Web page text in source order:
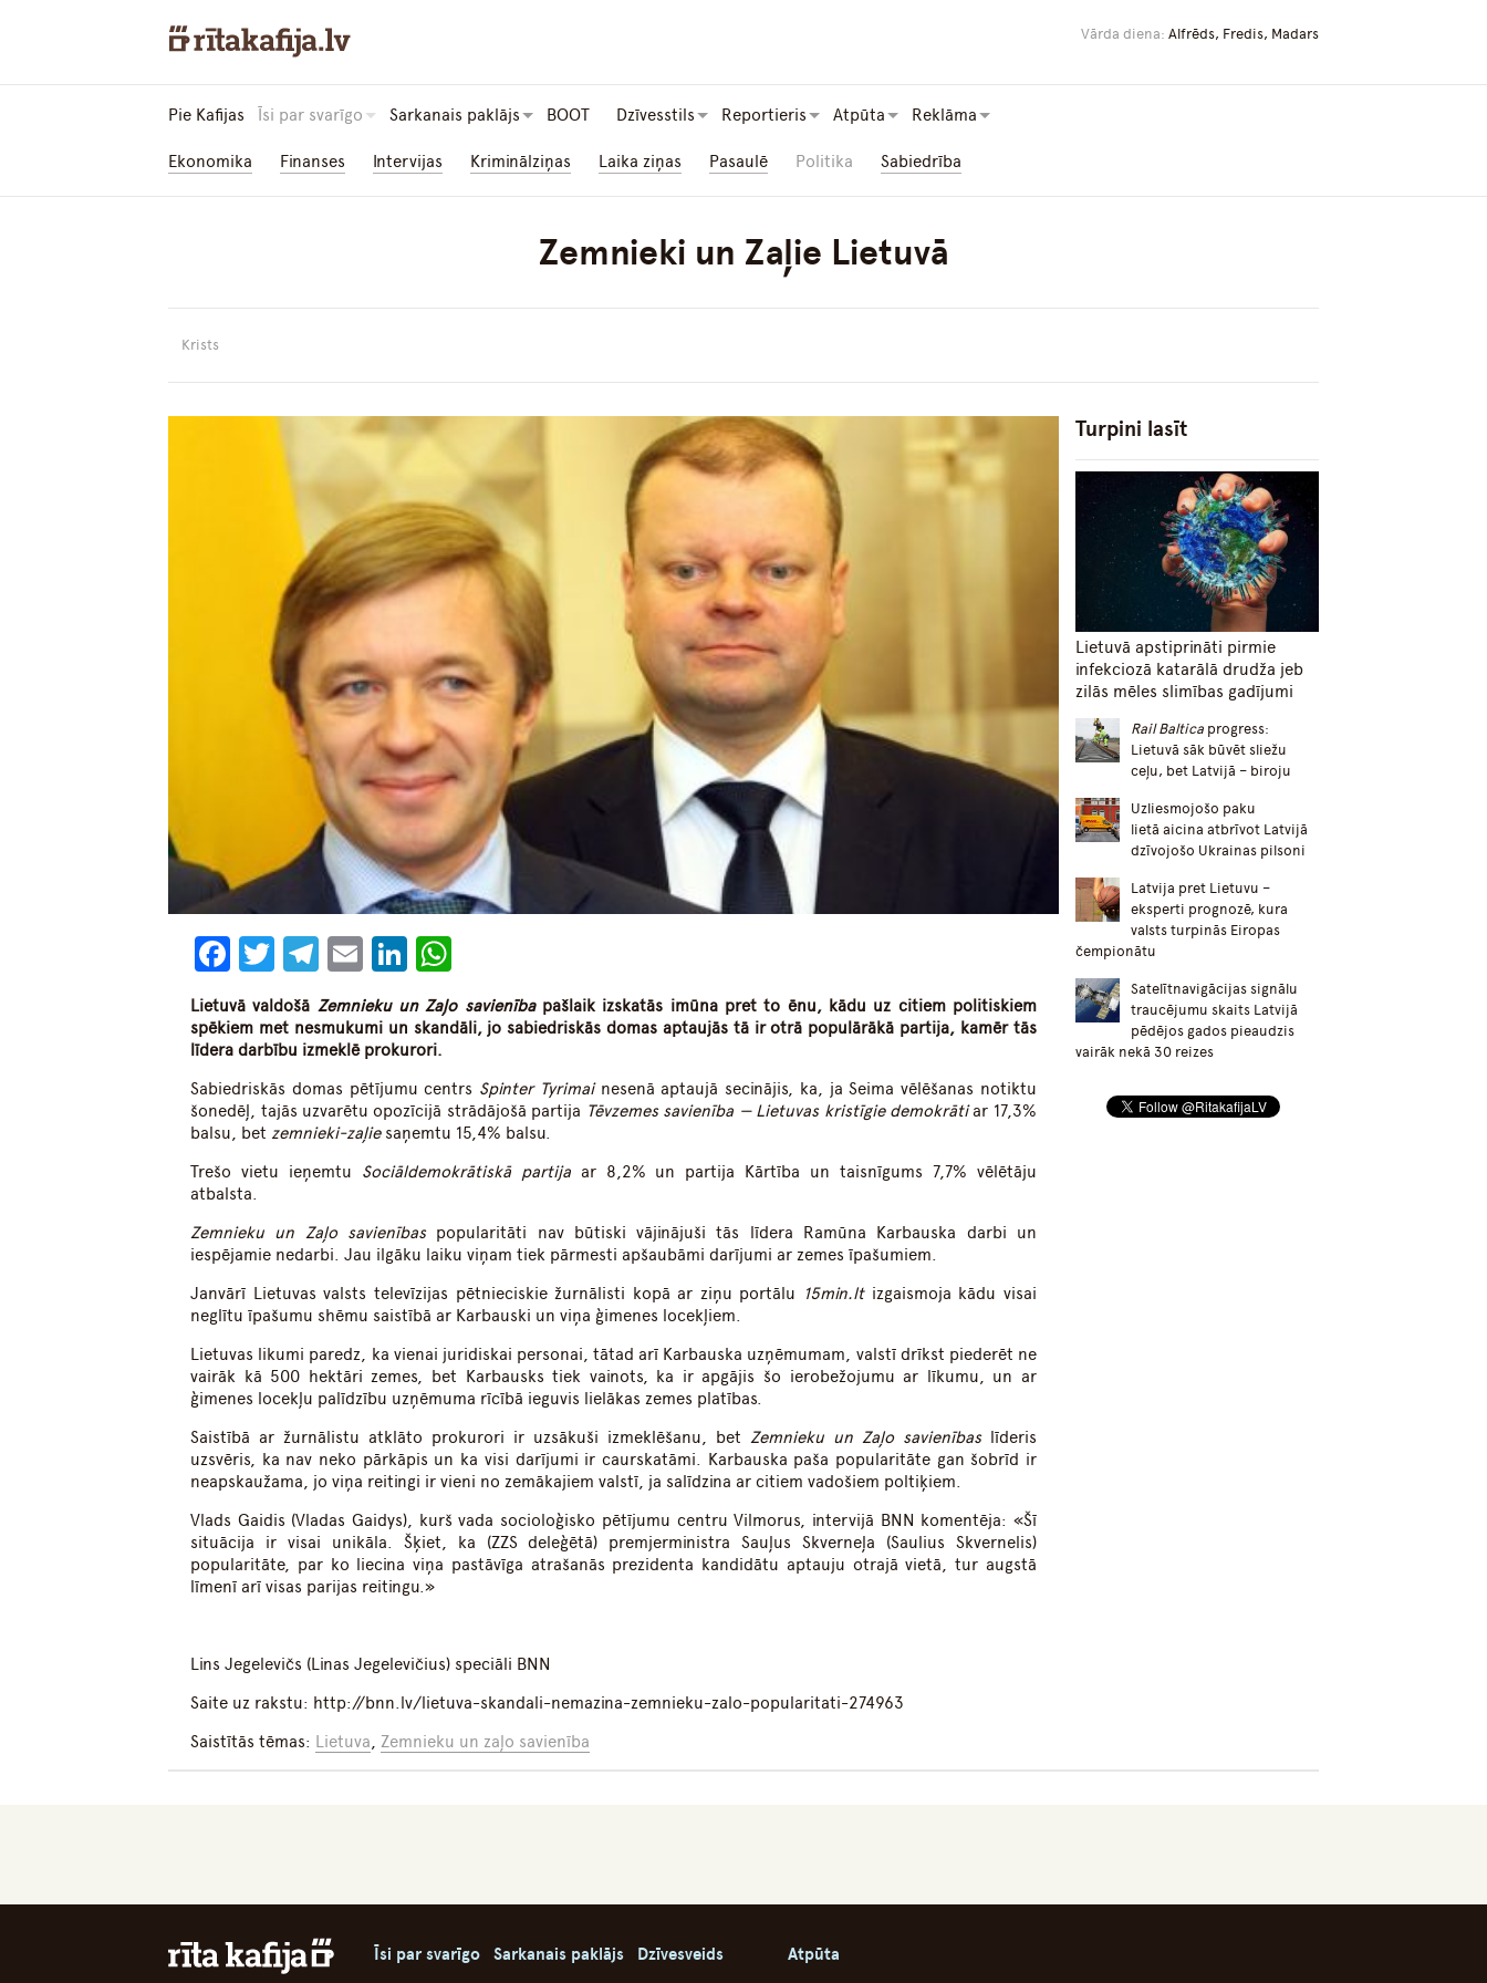
Vārda diena: Alfrēds, Fredis, Madars
Pie Kafijas Īsi par svarīgo Sarkanais paklājs BOOT Dzīvesstils Reportieris Atpūta Reklāma
Ekonomika Finanses Intervijas Kriminālziņas Laika ziņas Pasaulē Politika Sabiedrība
Zemnieki un Zaļie Lietuvā
Krists
Facebook
Twitter
Telegram
EmailLinkedIn
Lietuvā valdošā Zemnieku un Zaļo savienībapašlaik izskatās imūna pret to ēnu, kādu uz citiem politiskiem
spēkiem met nesmukumi un skandāli, jo sabiedriskās domas aptaujās tā ir otrā populārākā partija, kamēr tās
līdera darbību izmeklē prokurori.
Sabiedriskās domas pētījumu centrs Spinter Tyrimai nesenā aptaujā secinājis, ka, ja Seima vēlēšanas notiktu
šonedēļ, tajās uzvarētu opozīcijā strādājošā partija Tēvzemes savienība — Lietuvas kristīgie demokrātiar 17,3%
balsu, betzemnieki-zaļiesaņemtu 15,4% balsu.
Trešo vietu ieņemtu Sociāldemokrātiskā partijaar 8,2% un partija Kārtība un taisnīgums 7,7% vēlētāju
atbalsta.
Zemnieku un Zaļo savienībaspopularitāti nav būtiski vājinājuši tās līdera Ramūna Karbauska darbi un
iespējamie nedarbi. Jau ilgāku laiku viņam tiek pārmesti apšaubāmi darījumi ar zemes īpašumiem.
Janvārī Lietuvas valsts televīzijas pētnieciskie žurnālisti kopā ar ziņu portālu
15min.lt izgaismoja kādu visai
neglītu īpašumu shēmu saistībā ar Karbauski un viņa ģimenes locekļiem.
Lietuvas likumi paredz, ka vienai juridiskai personai, tātad arī Karbauska uzņēmumam, valstī drīkst piederēt ne
vairāk kā 500 hektāri zemes, bet Karbausks tiek vainots, ka ir apgājis šo ierobežojumu ar līkumu, un ar
ģimenes locekļu palīdzību uzņēmuma rīcībā ieguvis lielākas zemes platības.
Saistībā ar žurnālistu atklāto prokurori ir uzsākuši izmeklēšanu, bet Zemnieku un Zaļo savienībaslīderis
uzsvēris, ka nav neko pārkāpis un ka visi darījumi ir caurskatāmi. Karbauska paša popularitāte gan šobrīd ir
neapskaužama, jo viņa reitingi ir vieni no zemākajiem valstī, ja salīdzina ar citiem vadošiem poltiķiem.
Vlads Gaidis (Vladas Gaidys), kurš vada socioloģisko pētījumu centruVilmorus, intervijā BNN komentēja: «Šī
situācija ir visai unikāla. Šķiet, ka (ZZS deleģētā) premjerministra Sauļus Skverneļa (Saulius Skvernelis)
popularitāte, par ko liecina viņa pastāvīga atrašanās prezidenta kandidātu aptauju otrajā vietā, tur augstā
līmenī arī visas parijas reitingu.»
Lins Jegelevičs (Linas Jegelevičius) speciāli BNN
Saite uz rakstu: http://bnn.lv/lietuva-skandali-nemazina-zemnieku-zalo-popularitati-274963
Saistītās tēmas: Lietuva,Zemnieku un zaļo savienība
Turpini lasīt
Lietuvā apstiprināti pirmie
infekciozā katarālā drudža jeb
zilās mēles slimības gadījumi
Rail Baltica progress:
Lietuvā sāk būvēt sliežu
ceļu, bet Latvijā – biroju
Uzliesmojošo paku
lietā aicina atbrīvot Latvijā
dzīvojošo Ukrainas pilsoni
Latvija pret Lietuvu –
eksperti prognozē, kura
valsts turpinās Eiropas
čempionātu
Satelītnavigācijas signālu
traucējumu skaits Latvijā
pēdējos gados pieaudzis
vairāk nekā 30 reizes
Īsi par svarīgo Sarkanais paklājs Dzīvesveids Atpūta